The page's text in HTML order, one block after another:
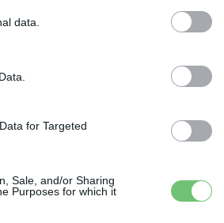
data.
for Targeted
Sale, and/or Sharing
Purposes for which it
elektromos
kínáló